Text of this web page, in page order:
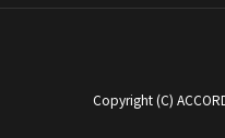
Copyright (C)